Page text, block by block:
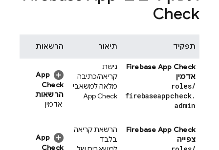
Check
תפקיד תיאור הרשאות
Firebase App Check
אדמין
roles/
firebaseappcheck.
admin
גישת
קריאה/כתיבה
מלאה למשאבי
App Check
App
Check
הרשאות
אדמין
Firebase App Check
צפייה
הרשאת קריאה
בלבד
App
Check